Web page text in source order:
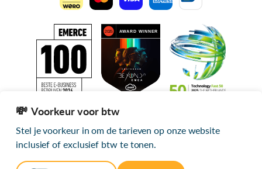
Alle getoonde prijzen zijn exclusief btw
Voorkeur voor btw
Stel je voorkeur in om de tarieven op onze website
inclusief of exclusief btw te tonen.